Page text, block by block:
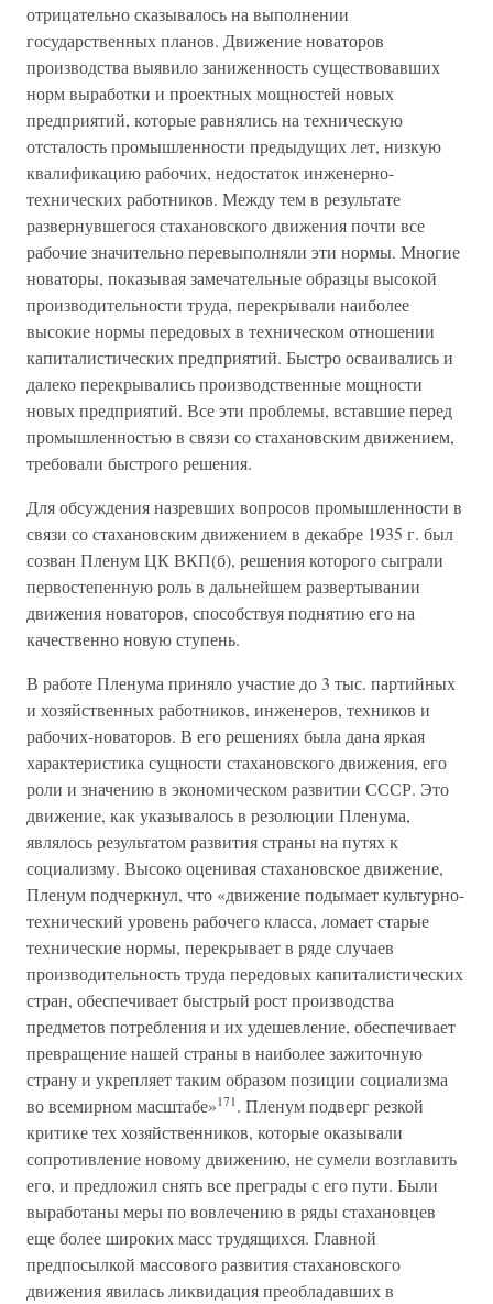
отрицательно сказывалось на выполнении
государственных планов. Движение новаторов
производства выявило заниженность существовавших
норм выработки и проектных мощностей новых
предприятий, которые равнялись на техническую
отсталость промышленности предыдущих лет, низкую
квалификацию рабочих, недостаток инженерно-
технических работников. Между тем в результате
развернувшегося стахановского движения почти все
рабочие значительно перевыполняли эти нормы. Многие
новаторы, показывая замечательные образцы высокой
производительности труда, перекрывали наиболее
высокие нормы передовых в техническом отношении
капиталистических предприятий. Быстро осваивались и
далеко перекрывались производственные мощности
новых предприятий. Все эти проблемы, вставшие перед
промышленностью в связи со стахановским движением,
требовали быстрого решения.
Для обсуждения назревших вопросов промышленности в
связи со стахановским движением в декабре 1935 г. был
созван Пленум ЦК ВКП(б), решения которого сыграли
первостепенную роль в дальнейшем развертывании
движения новаторов, способствуя поднятию его на
качественно новую ступень.
В работе Пленума приняло участие до 3 тыс. партийных
и хозяйственных работников, инженеров, техников и
рабочих-новаторов. В его решениях была дана яркая
характеристика сущности стахановского движения, его
роли и значению в экономическом развитии СССР. Это
движение, как указывалось в резолюции Пленума,
являлось результатом развития страны на путях к
социализму. Высоко оценивая стахановское движение,
Пленум подчеркнул, что «движение подымает культурно-
технический уровень рабочего класса, ломает старые
технические нормы, перекрывает в ряде случаев
производительность труда передовых капиталистических
стран, обеспечивает быстрый рост производства
предметов потребления и их удешевление, обеспечивает
превращение нашей страны в наиболее зажиточную
страну и укрепляет таким образом позиции социализма
во всемирном масштабе»171. Пленум подверг резкой
критике тех хозяйственников, которые оказывали
сопротивление новому движению, не сумели возглавить
его, и предложил снять все преграды с его пути. Были
выработаны меры по вовлечению в ряды стахановцев
еще более широких масс трудящихся. Главной
предпосылкой массового развития стахановского
движения явилась ликвидация преобладавших в